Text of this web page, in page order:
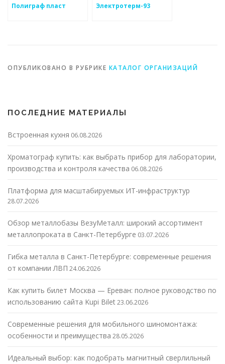
Полиграф пласт Электротерм-93
ОПУБЛИКОВАНО В РУБРИКЕ КАТАЛОГ ОРГАНИЗАЦИЙ
ПОСЛЕДНИЕ МАТЕРИАЛЫ
Встроенная кухня 06.08.2026
Хроматограф купить: как выбрать прибор для лаборатории,
производства и контроля качества 06.08.2026
Платформа для масштабируемых ИТ-инфраструктур
28.07.2026
Обзор металлобазы ВезуМеталл: широкий ассортимент
металлопроката в Санкт-Петербурге 03.07.2026
Гибка металла в Санкт-Петербурге: современные решения
от компании ЛВП 24.06.2026
Как купить билет Москва — Ереван: полное руководство по
использованию сайта Kupi Bilet23.06.2026
Современные решения для мобильного шиномонтажа:
особенности и преимущества 28.05.2026
Идеальный выбор: как подобрать магнитный сверлильный